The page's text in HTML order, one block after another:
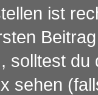
ist
solltest
sehen